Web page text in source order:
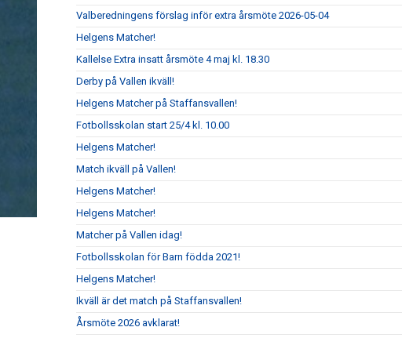
Valberedningens förslag inför extra årsmöte 2026-05-04
Helgens Matcher!
Kallelse Extra insatt årsmöte 4 maj kl. 18.30
Derby på Vallen ikväll!
Helgens Matcher på Staffansvallen!
Fotbollsskolan start 25/4 kl. 10.00
Helgens Matcher!
Match ikväll på Vallen!
Helgens Matcher!
Helgens Matcher!
Matcher på Vallen idag!
Fotbollsskolan för Barn födda 2021!
Helgens Matcher!
Ikväll är det match på Staffansvallen!
Årsmöte 2026 avklarat!